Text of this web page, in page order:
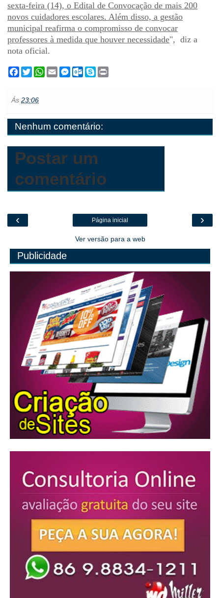
sexta-feira (14), o Edital de Convocação de mais 200
novos cuidadores escolares. Além disso, a gestão
municipal reafirma o compromisso de convocar
professores à medida que houver necessidade", diz a
nota oficial.
F
a
b
o
k
T
w
t
r
W
h
p
p
E
m
M
e
g
e
r
O
u
k
.
c
S
k
Ás 23:06
Nenhum comentário:
Postar um
comentário
‹ ›
Página inicial
Ver versão para a web
Publicidade